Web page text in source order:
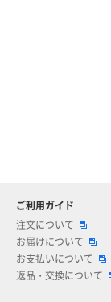
ご利用ガイド
注文について
お届けについて
お支払いについて
返品・交換について